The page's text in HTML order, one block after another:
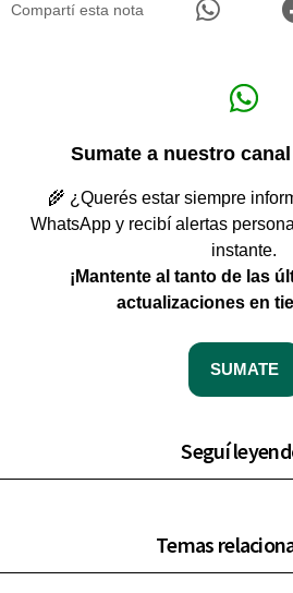
Compartí esta nota
Sumate a nuestro
🌾 ¿Querés estar siempre
WhatsApp y recibí alertas
instante.
¡Mantente al tanto de las
actualizaciones en
SUMATE
Seguí
Temas